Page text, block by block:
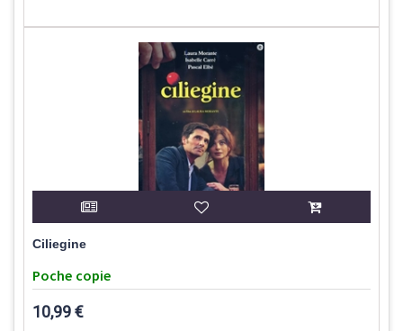
Ciliegine
Poche copie
10,99 €